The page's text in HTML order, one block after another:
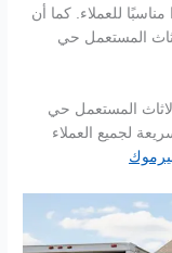
للعملاء. كما أن
المستعمل حي
المستعمل حي
لجميع العملاء